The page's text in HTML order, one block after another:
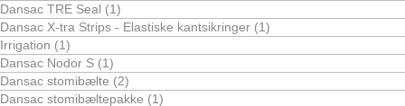
Dansac TRE Seal (1)
Dansac X-tra Strips - Elastiske kantsikringer (1)
Irrigation (1)
Dansac Nodor S (1)
Dansac stomibælte (2)
Dansac stomibæltepakke (1)